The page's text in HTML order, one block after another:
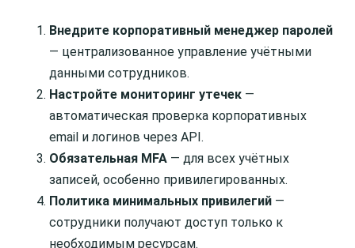
Внедрите корпоративный менеджер паролей
— централизованное управление учётными
данными сотрудников.
Настройте мониторинг утечек —
автоматическая проверка корпоративных
email и логинов через API.
Обязательная MFA — для всех учётных
записей, особенно привилегированных.
Политика минимальных привилегий —
сотрудники получают доступ только к
необходимым ресурсам.